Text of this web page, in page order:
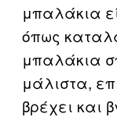
μπαλάκια
όπως
μπαλάκια
μάλιστα,
βρέχει και